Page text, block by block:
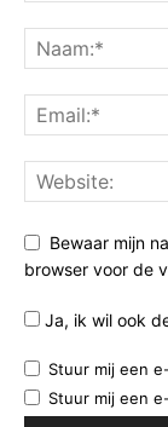
Bewaar mijn
browser voor de
Ja, ik wil ook
Stuur mij een
Stuur mij een